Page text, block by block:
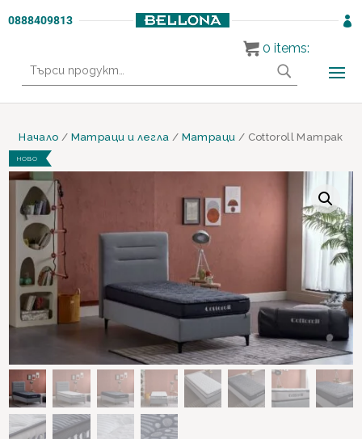
0888409813 
за:
Начало / Матраци и легла / Матраци / Cottoroll Матрак
НОВО
0 items: